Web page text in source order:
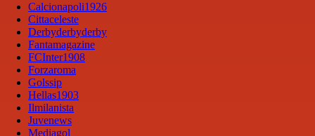
Calcionapoli1926
Cittaceleste
Derbyderbyderby
Fantamagazine
FCInter1908
Forzaroma
Golssip
Hellas1903
Ilmilanista
Juvenews
Mediagol